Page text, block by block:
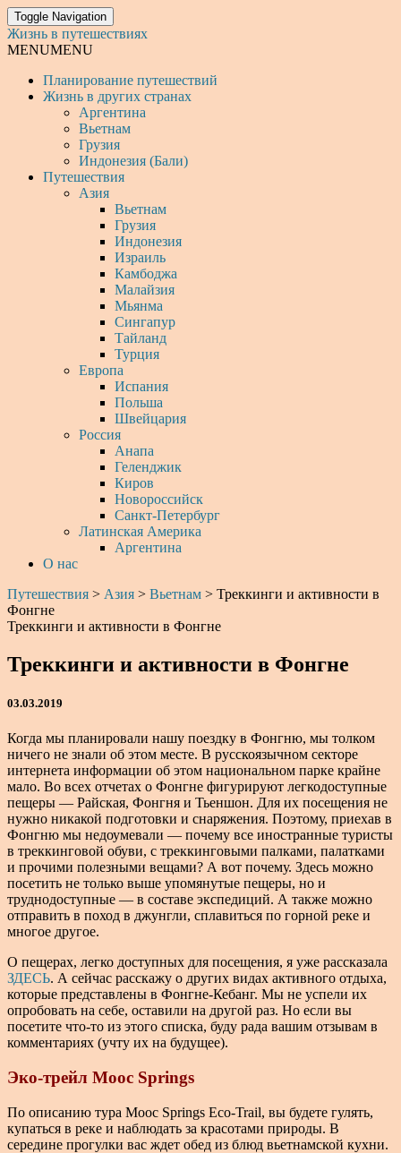
Toggle Navigation
Жизнь в путешествиях
MENUMENU
Планирование путешествий
Жизнь в других странах
Аргентина
Вьетнам
Грузия
Индонезия (Бали)
Путешествия
Азия
Вьетнам
Грузия
Индонезия
Израиль
Камбоджа
Малайзия
Мьянма
Сингапур
Тайланд
Турция
Европа
Испания
Польша
Швейцария
Россия
Анапа
Геленджик
Киров
Новороссийск
Санкт-Петербург
Латинская Америка
Аргентина
О нас
Путешествия > Азия > Вьетнам > Треккинги и активности в
Фонгне
Треккинги и активности в Фонгне
Треккинги и активности в Фонгне
03.03.2019
Когда мы планировали нашу поездку в Фонгню, мы толком
ничего не знали об этом месте. В русскоязычном секторе
интернета информации об этом национальном парке крайне
мало. Во всех отчетах о Фонгне фигурируют легкодоступные
пещеры — Райская, Фонгня и Тьеншон. Для их посещения не
нужно никакой подготовки и снаряжения. Поэтому, приехав в
Фонгню мы недоумевали — почему все иностранные туристы
в треккинговой обуви, с треккинговыми палками, палатками
и прочими полезными вещами? А вот почему. Здесь можно
посетить не только выше упомянутые пещеры, но и
труднодоступные — в составе экспедиций. А также можно
отправить в поход в джунгли, сплавиться по горной реке и
многое другое.
О пещерах, легко доступных для посещения, я уже рассказала
ЗДЕСЬ. А сейчас расскажу о других видах активного отдыха,
которые представлены в Фонгне-Кебанг. Мы не успели их
опробовать на себе, оставили на другой раз. Но если вы
посетите что-то из этого списка, буду рада вашим отзывам в
комментариях (учту их на будущее).
Эко-трейл Mooc Springs
По описанию тура Mooc Springs Eco-Trail, вы будете гулять,
купаться в реке и наблюдать за красотами природы. В
середине прогулки вас ждет обед из блюд вьетнамской кухни.